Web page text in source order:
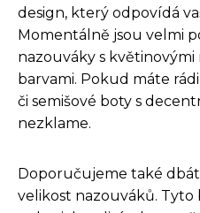
design, který odpovídá
Momentálně jsou velmi
nazouváky s
barvami. Pokud máte
či semišové boty s
nezklame.
Doporučujeme také
velikost nazouváků.